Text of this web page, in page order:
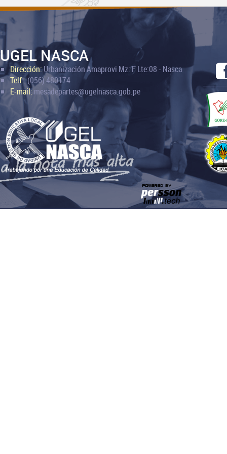
UGEL NASCA
Dirección:Urbanización Amaprovi Mz: F Lte:08 - Nasca
Telf.:(056) 480174
E-mail:mesadepartes@ugelnasca.gob.pe